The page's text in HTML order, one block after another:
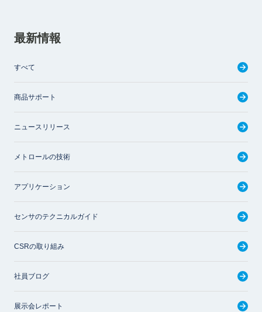
最新情報
すべて
商品サポート
ニュースリリース
メトロールの技術
アプリケーション
センサのテクニカルガイド
CSRの取り組み
社員ブログ
展示会レポート